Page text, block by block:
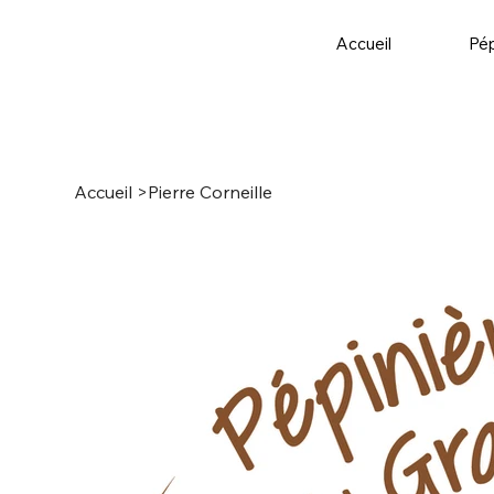
Accueil
Accueil >Pierre Corneille